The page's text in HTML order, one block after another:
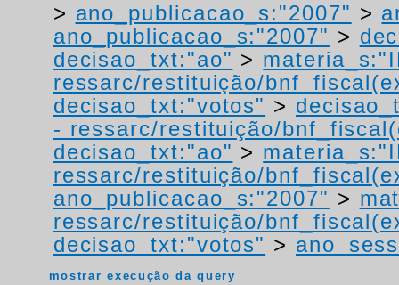
> ano_publicacao_s:"2007" >
ano_publicacao_s:"2007" >
decisao_txt:"ao" >
ressarc/restituição/
decisao_txt:"votos" >
- ressarc/restituição/
decisao_txt:"ao" >
ressarc/restituição/
ano_publicacao_s:"2007" >
ressarc/restituição/
decisao_txt:"votos" >
mostrar execução da query